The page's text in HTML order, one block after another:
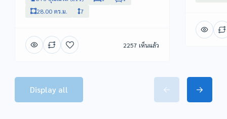
28.00 ตร.ม.
7
2257 เห็นแล้ว
Display all